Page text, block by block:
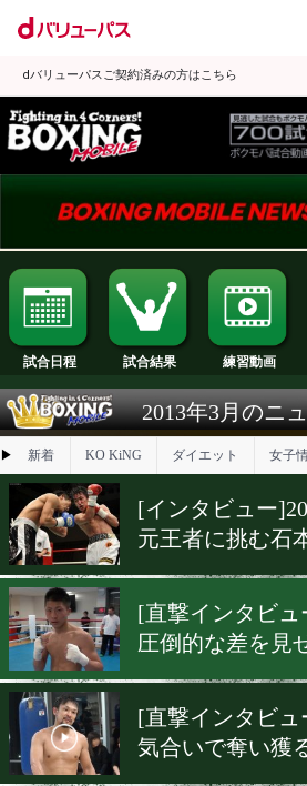
dバリューパスご契約済みの方はこちら
試合日程 試合結果 練習
2013年3月
▶ 新着 KO KiNG ダイエット
[インタビュ
元王者に挑
[直撃イン